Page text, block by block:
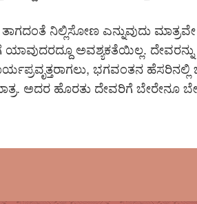
ನಿಲ್ಲಿಸೋಣ ಎನ್ನುವುದು
ಅವಶ್ಯಕತೆಯಿಲ್ಲ.
ಭಗವಂತನ ಹೆಸರಿನಲ್ಲಿ
ಅದರ ಹೊರತು ದೇವರಿಗೆ ಬೇರೇನೂ